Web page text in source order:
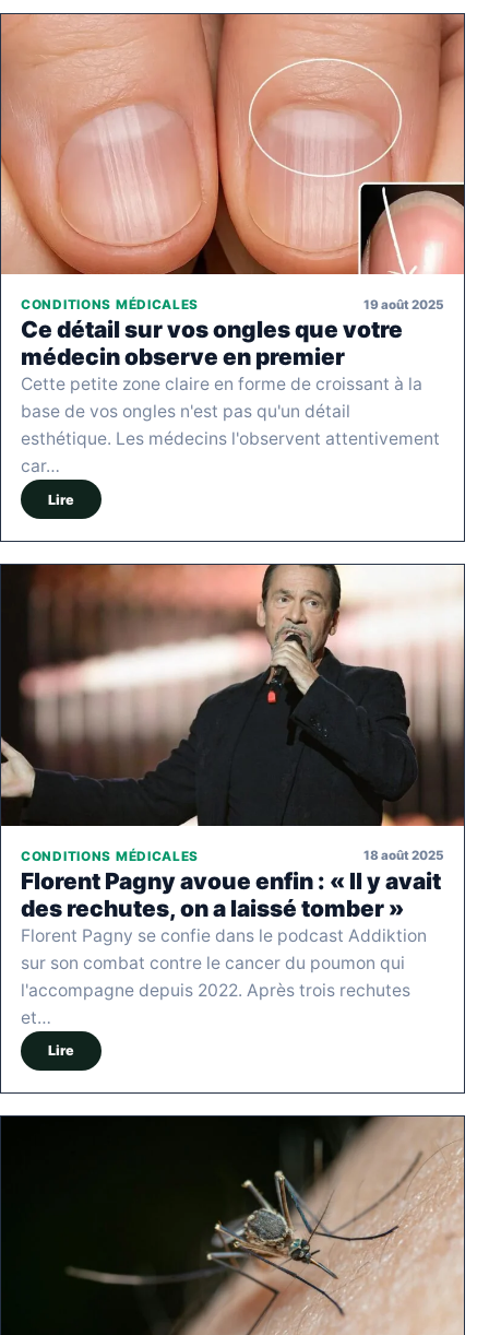
CONDITIONS MÉDICALES 19 août 2025
Ce détail sur vos ongles que votre
médecin observe en premier
Cette petite zone claire en forme de croissant à la
base de vos ongles n'est pas qu'un détail
esthétique. Les médecins l'observent attentivement
car…
Lire
CONDITIONS MÉDICALES 18 août 2025
Florent Pagny avoue enfin : « Il y avait
des rechutes, on a laissé tomber »
Florent Pagny se confie dans le podcast Addiktion
sur son combat contre le cancer du poumon qui
l'accompagne depuis 2022. Après trois rechutes
et…
Lire